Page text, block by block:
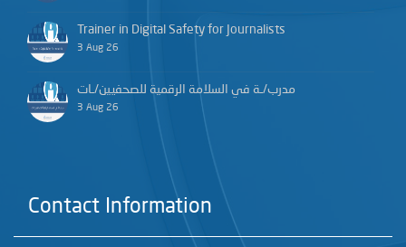
Trainer in Digital Safety for Journalists
3 Aug 26
مدرب/ـة في السلامة الرقمية للصحفيين/ـات
3 Aug 26
Contact Information